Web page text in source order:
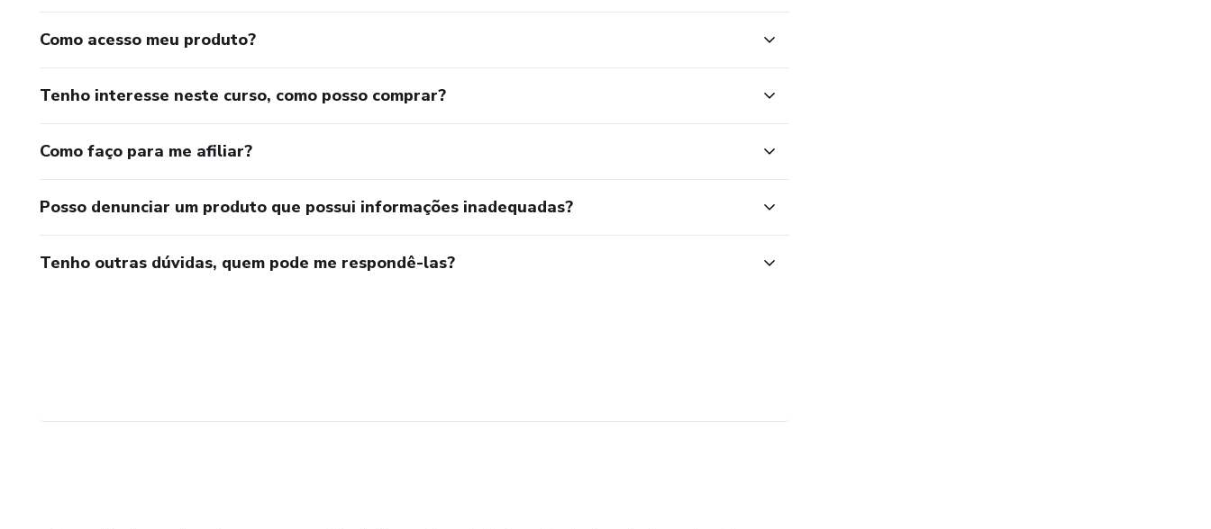
Como acesso meu produto?
Tenho interesse neste curso, como posso comprar?
Como faço para me afiliar?
Posso denunciar um produto que possui informações inadequadas?
Tenho outras dúvidas, quem pode me respondê-las?